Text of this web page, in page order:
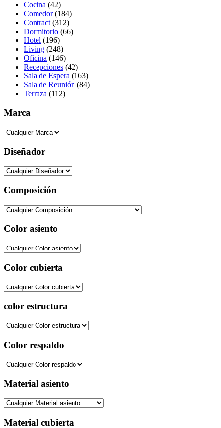
Cocina (42)
Comedor(184)
Contract(312)
Dormitorio (66)
Hotel (196)
Living (248)
Oficina (146)
Recepciones (42)
Sala de Espera (163)
Sala de Reunión (84)
Terraza (112)
Marca
Diseñador
Composición
Color asiento
Color cubierta
color estructura
Color respaldo
Material asiento
Material cubierta